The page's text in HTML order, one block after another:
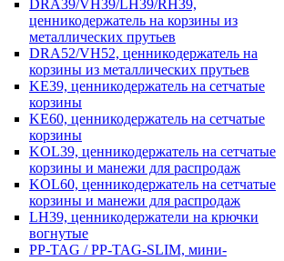
DRA39/VH39/LH39/RH39,
ценникодержатель на корзины из
металлических прутьев
DRA52/VH52, ценникодержатель на
корзины из металлических прутьев
KE39, ценникодержатель на сетчатые
корзины
KE60, ценникодержатель на сетчатые
корзины
KOL39, ценникодержатель на сетчатые
корзины и манежи для распродаж
KOL60, ценникодержатель на сетчатые
корзины и манежи для распродаж
LH39, ценникодержатели на крючки
вогнутые
PP-TAG / PP-TAG-SLIM, мини-